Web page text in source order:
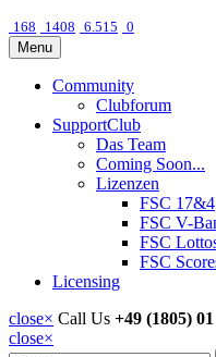
168 1408 6.515 0
Menu
Community
Clubforum
SupportClub
Das Team
Coming Soon...
Lizenzen
FSC 17&4
FSC V-
FSC
FSC
Licensing
close× Call Us +49 (1805)
close×